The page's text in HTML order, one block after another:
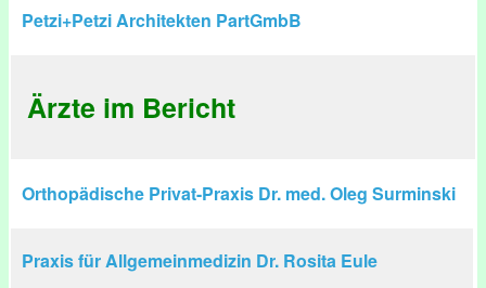
Petzi+Petzi Architekten PartGmbB
Ärzte im Bericht
Orthopädische Privat-Praxis Dr. med. Oleg Surminski
Praxis für Allgemeinmedizin Dr. Rosita Eule